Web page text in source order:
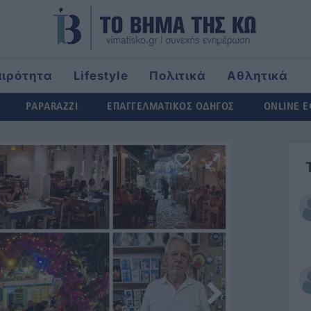
Lifestyle Πολιτικά
Αθλητικά
PAPARAZZI ΕΠΑΓΓΕΛΜΑΤΙΚΟΣ ΟΔΗΓΟΣ ONLINE